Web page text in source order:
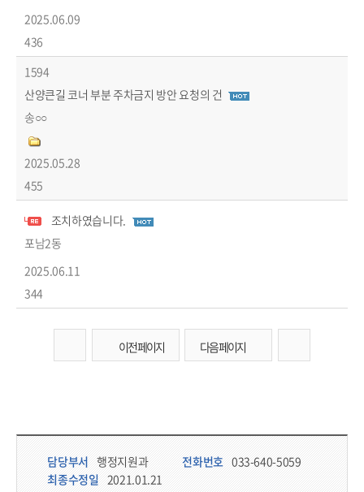
2025.06.09
436
1594
산양큰길 코너 부분 주차금지 방안 요청의 건
송○○
2025.05.28
455
조치하였습니다.
포남2동
2025.06.11
344
이전 페이지 다음 페이지
담당부서 정보 & 컨텐츠 만족도 조사 & 공공저작물 자유이용 허락 표시
담당부서 행정지원과 전화번호 033-640-5059
최종수정일 2021.01.21